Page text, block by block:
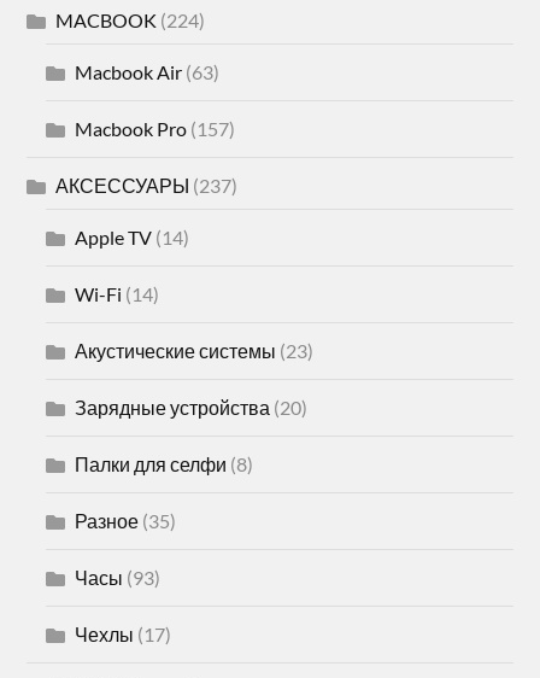
MACBOOK (224)
Macbook Air (63)
Macbook Pro (157)
АКСЕССУАРЫ (237)
Apple TV (14)
Wi-Fi (14)
Акустические системы (23)
Зарядные устройства (20)
Палки для селфи (8)
Разное (35)
Часы (93)
Чехлы (17)